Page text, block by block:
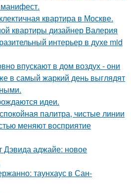
квартира в Москве.
квартиры дизайнер Валерия
интерьер в духе mid
впускают в дом воздух - они
в самый жаркий день выглядят
идеи.
палитра, чистые линии
меняют восприятие
Дэвида аджайе: новое
таунхаус в Сан-